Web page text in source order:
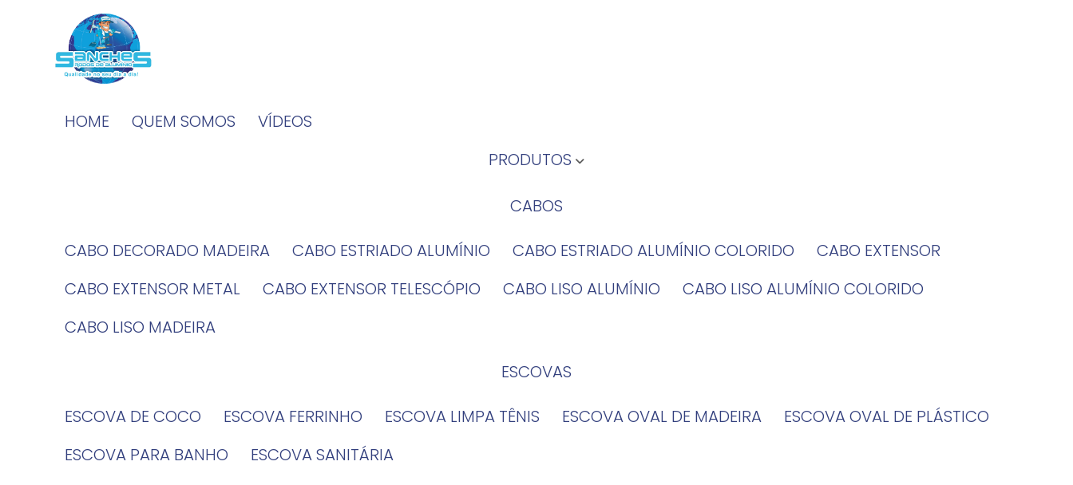
HOME QUEM SOMOS
VÍDEOS
PRODUTOS
CABOS
CABO DECORADO MADEIRA
CABO ESTRIADO ALUMÍNIO CABO ESTRIADO ALUMÍNIO COLORIDO
CABO EXTENSOR
CABO EXTENSOR METAL
CABO EXTENSOR TELESCÓPIO CABO LISO ALUMÍNIO
CABO LISO ALUMÍNIO COLORIDO
CABO LISO MADEIRA
ESCOVAS
ESCOVA DE COCO
ESCOVA FERRINHO ESCOVA LIMPA TÊNIS ESCOVA OVAL DE MADEIRA
ESCOVA OVAL DE PLÁSTICO
ESCOVA PARA BANHO
ESCOVA SANITÁRIA